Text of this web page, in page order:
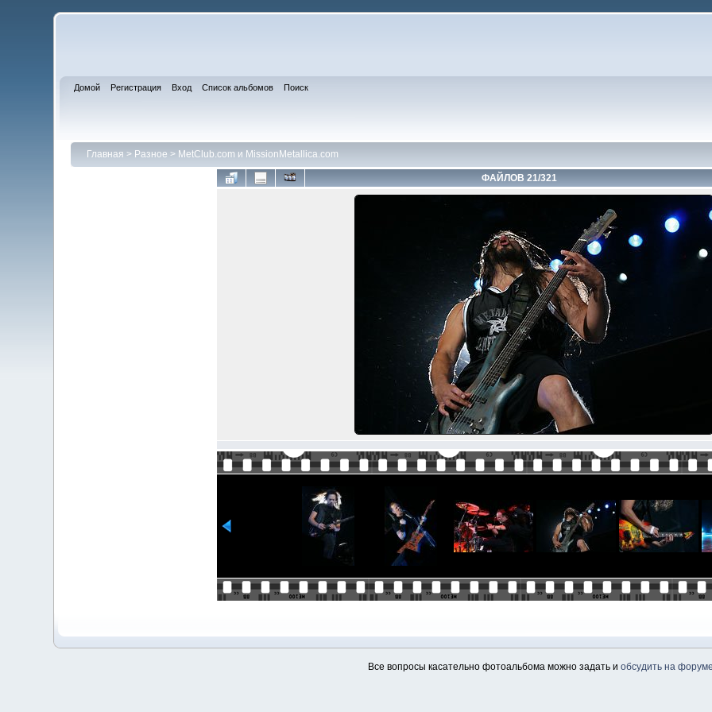
Домой Регистрация Вход Список альбомов Поиск
Главная > Разное > MetClub.com и MissionMetallica.com
ФАЙЛОВ 21/321
Все вопросы касательно фотоальбома можно задать и обсудить на